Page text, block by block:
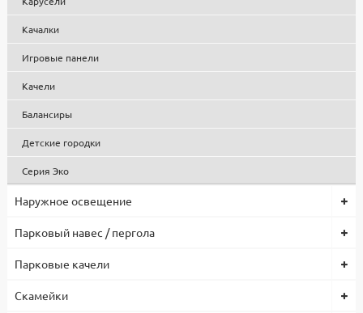
Низкая цена на парковую, садовую и уличную мебель, МАФ
объемами, что позволило снизить себестоимость продукции.
сертифицированные комплектующие и материалы. Гарантия
Качалки
Игровые панели
Качели
Балансиры
Детские городки
Серия Эко
Наружное освещение
Парковый навес / пергола
Парковые качели
Скамейки